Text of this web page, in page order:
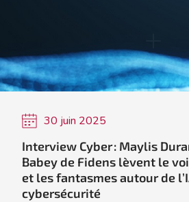
30 juin 2025
Interview Cyber : Maylis
Babey de Fidens lèvent le
et les fantasmes autour de
cybersécurité